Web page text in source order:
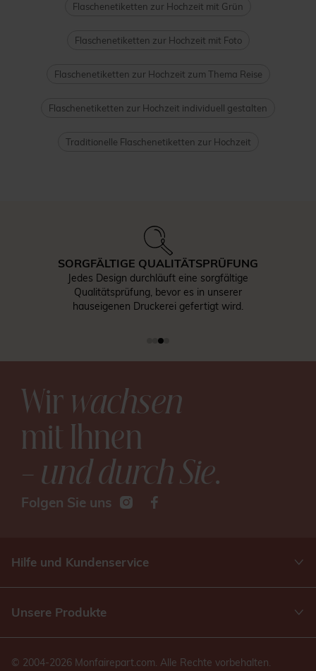
Flaschenetiketten zur Hochzeit mit Grün
Flaschenetiketten zur Hochzeit mit Foto
Flaschenetiketten zur Hochzeit zum Thema Reise
Flaschenetiketten zur Hochzeit individuell gestalten
Traditionelle Flaschenetiketten zur Hochzeit
SORGFÄLTIGE QUALITÄTSPRÜFUNG
Jedes Design durchläuft eine sorgfältige
Qualitätsprüfung, bevor es in unserer
hauseigenen Druckerei gefertigt wird.
Wirwachsen
mit Ihnen
– und durch Sie.
Folgen Sie uns
Hilfe und Kundenservice
Unsere Produkte
© 2004-2026 Monfairepart.com. Alle Rechte vorbehalten.